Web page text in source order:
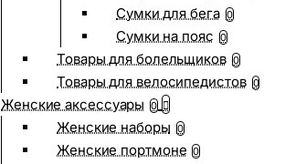
Сумки для бега 0
Сумки на пояс 0
Товары для болельщиков 0
Товары для велосипедистов 0
Женские аксессуары 0
Женские наборы 0
Женские портмоне 0